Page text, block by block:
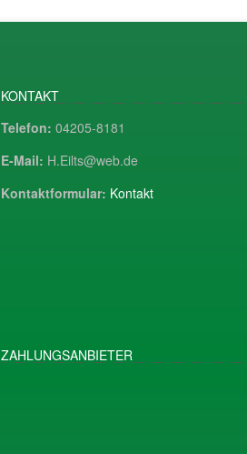
KONTAKT
Telefon: 04205-8181
E-Mail: H.Eilts@web.de
Kontaktformular: Kontakt
ZAHLUNGSANBIETER